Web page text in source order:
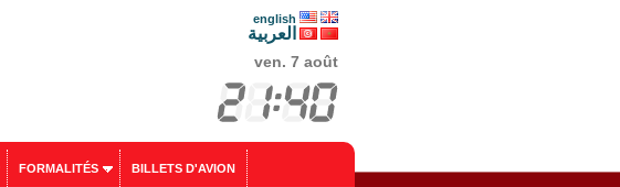
english
العربية
ven. 7 août
FORMALITÉS BILLETS D'AVION